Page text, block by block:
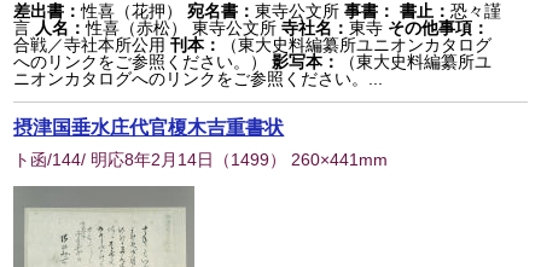
差出書：性喜（花押） 宛名書：東寺公文所 事書： 書止：恐々謹
言 人名：性喜（赤松） 東寺公文所 寺社名：東寺 その他事項：
合戦／寺社本所公用 刊本：
（東大史料編纂所ユニオンカタログ
へのリンクをご参照ください。）
影写本：
（東大史料編纂所ユ
ニオンカタログへのリンクをご参照ください。...
摂津国垂水庄代官榎木吉重書状
ト函/144/ 明応8年2月14日 （1499） 260×441mm